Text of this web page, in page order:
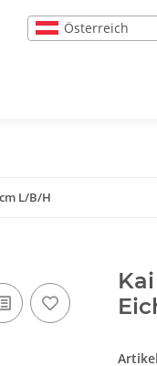
Österreich
L/B/H